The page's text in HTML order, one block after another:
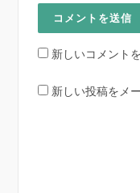
新しいコメント
新しい投稿をメ